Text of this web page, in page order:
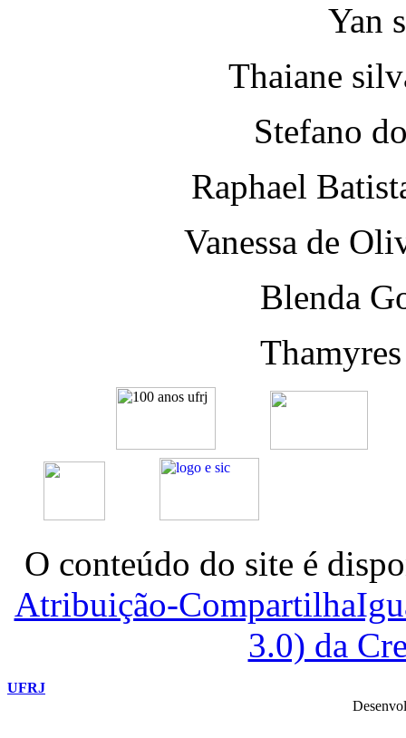
Yan
Thaiane
Stefano
Raphael
Vanessa de
Blenda
O conteúdo do site é
Atribuição-
3.0) da
UFRJ